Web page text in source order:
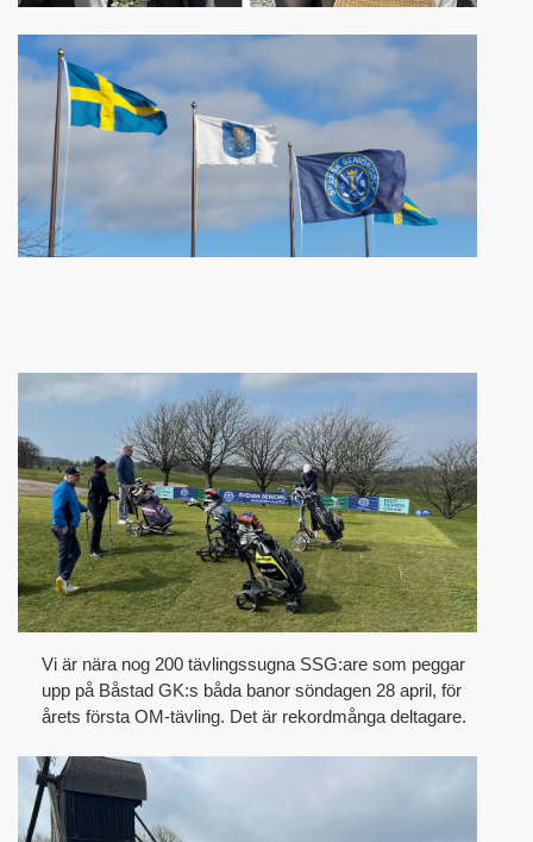
Vi är nära nog 200 tävlingssugna SSG:are som peggar
upp på Båstad GK:s båda banor söndagen 28 april, för
årets första OM-tävling. Det är rekordmånga deltagare.